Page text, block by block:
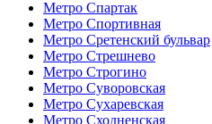
Метро Спартак
Метро Спортивная
Метро Сретенский бульвар
Метро Стрешнево
Метро Строгино
Метро Суворовская
Метро Сухаревская
Метро Сходненская